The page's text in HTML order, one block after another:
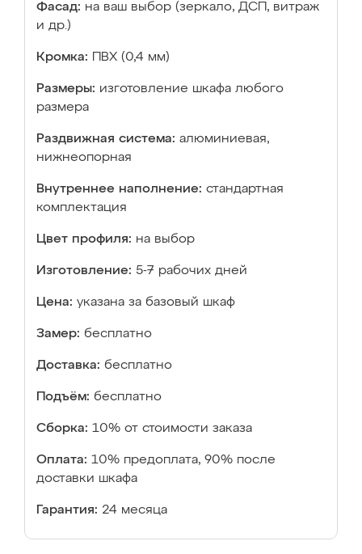
Фасад: на ваш выбор (зеркало, ДСП, витраж
и др.)
Кромка: ПВХ (0,4 мм)
Размеры: изготовление шкафа любого
размера
Раздвижная система: алюминиевая,
нижнеопорная
Внутреннее наполнение: стандартная
комплектация
Цвет профиля: на выбор
Изготовление: 5-7 рабочих дней
Цена: указана за базовый шкаф
Замер: бесплатно
Доставка: бесплатно
Подъём: бесплатно
Сборка: 10% от стоимости заказа
Оплата: 10% предоплата, 90% после
доставки шкафа
Гарантия: 24 месяца